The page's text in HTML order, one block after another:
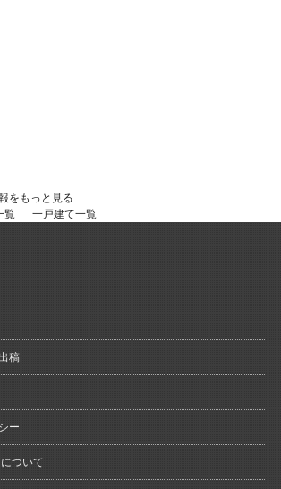
をもっと見る
覧 一戸建て一覧
稿
ー
ついて